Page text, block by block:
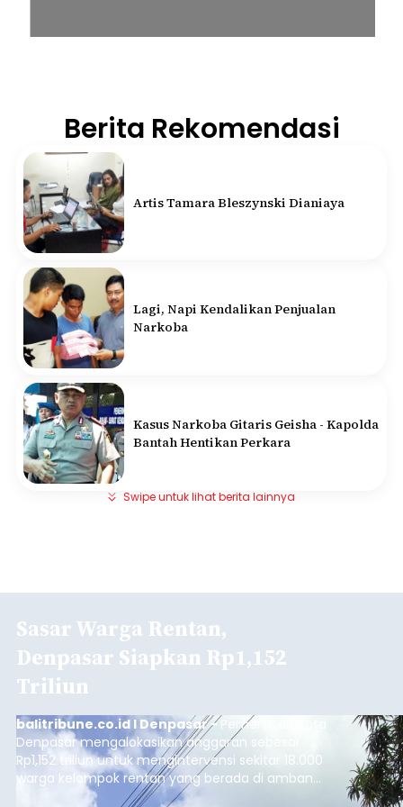
Berita Rekomendasi
Artis Tamara Bleszynski Dianiaya
Lagi, Napi Kendalikan Penjualan
Narkoba
Kasus Narkoba Gitaris Geisha - Kapolda
Bantah Hentikan Perkara
Swipe untuk lihat berita lainnya
Sasar Warga Rentan,
Denpasar Siapkan Rp1,152
Triliun
balitribune.co.id I Denpasar -Pemerintah Kota
Denpasar mengalokasikan anggaran sebesar
Rp1,152 triliun untuk mengintervensi sekitar 18.000
warga kelompok rentan yang berada di ambang
garis kemiskinan. Langkah strategis ini diambil